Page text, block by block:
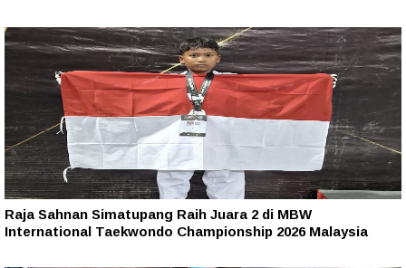
Raja Sahnan Simatupang Raih Juara 2 di MBW
International Taekwondo Championship 2026 Malaysia